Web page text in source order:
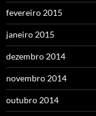
fevereiro 2015
janeiro 2015
dezembro 2014
novembro 2014
outubro 2014